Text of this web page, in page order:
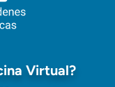
Virtual?